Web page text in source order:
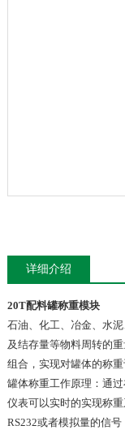
详细介绍
20T配料罐称重模块
石油、化工、冶金、水
及结存量等物料周转的
组合，实现对罐体的称
罐体称重工作原理：通
仪表可以实时的实现称
RS232或者模拟量的信